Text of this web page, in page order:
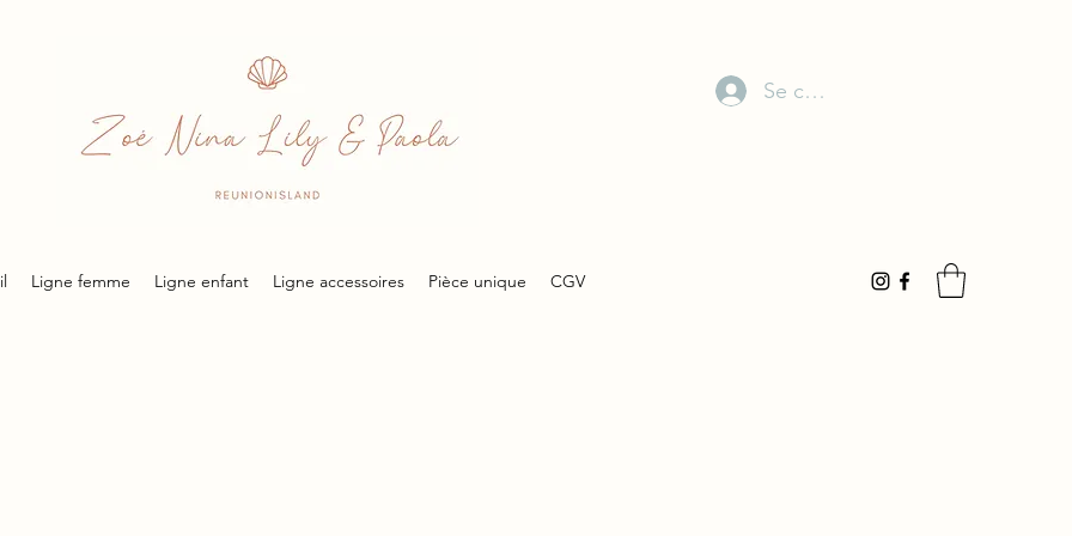
Se connecter
Ligne femme Ligne enfant Ligne accessoires Pièce unique CGV